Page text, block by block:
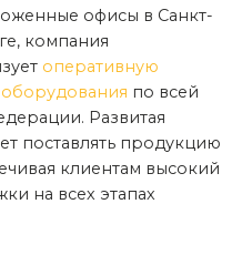
офисы в Санкт-
компания
оперативную
по всей
Развитая
поставлять продукцию
клиентам высокий
на всех этапах